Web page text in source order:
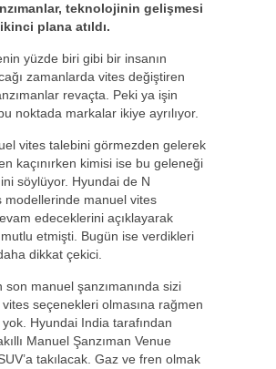
teknolojinin gelişmesi
plana atıldı.
yüzde biri gibi bir insanın
zamanlarda vites değiştiren
revaçta. Peki ya işin
noktada markalar ikiye ayrılıyor.
vites talebini görmezden gelerek
kaçınırken kimisi ise bu geleneği
söylüyor. Hyundai de N
modellerinde manuel vites
edeceklerini açıklayarak
etmişti. Bugün ise verdikleri
dikkat çekici.
son manuel şanzımanında sizi
vites seçenekleri olmasına rağmen
Hyundai India tarafından
Manuel Şanzıman Venue
takılacak. Gaz ve fren olmak